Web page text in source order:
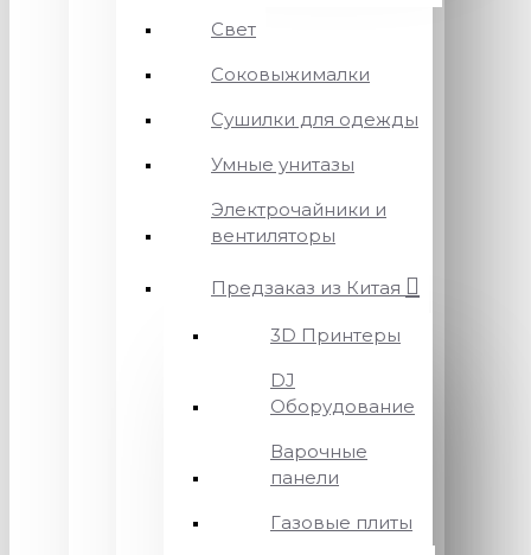
Свет
Соковыжималки
Сушилки для одежды
Умные унитазы
Электрочайники и
вентиляторы
Предзаказ из Китая
3D Принтеры
DJ
Оборудование
Варочные
панели
Газовые плиты